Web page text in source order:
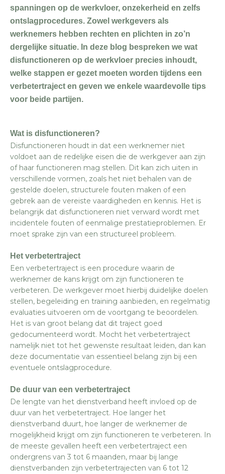
spanningen op de werkvloer, onzekerheid en zelfs
ontslagprocedures. Zowel werkgevers als
werknemers hebben rechten en plichten in zo’n
dergelijke situatie. In deze blog bespreken we wat
disfunctioneren op de werkvloer precies inhoudt,
welke stappen er gezet moeten worden tijdens een
verbetertraject en geven we enkele waardevolle tips
voor beide partijen.
Wat is disfunctioneren?
Disfunctioneren houdt in dat een werknemer niet
voldoet aan de redelijke eisen die de werkgever aan zijn
of haar functioneren mag stellen. Dit kan zich uiten in
verschillende vormen, zoals het niet behalen van de
gestelde doelen, structurele fouten maken of een
gebrek aan de vereiste vaardigheden en kennis. Het is
belangrijk dat disfunctioneren niet verward wordt met
incidentele fouten of eenmalige prestatieproblemen. Er
moet sprake zijn van een structureel probleem.
Het verbetertraject
Een verbetertraject is een procedure waarin de
werknemer de kans krijgt om zijn functioneren te
verbeteren. De werkgever moet hierbij duidelijke doelen
stellen, begeleiding en training aanbieden, en regelmatig
evaluaties uitvoeren om de voortgang te beoordelen.
Het is van groot belang dat dit traject goed
gedocumenteerd wordt. Mocht het verbetertraject
namelijk niet tot het gewenste resultaat leiden, dan kan
deze documentatie van essentieel belang zijn bij een
eventuele ontslagprocedure.
De duur van een verbetertraject
De lengte van het dienstverband heeft invloed op de
duur van het verbetertraject. Hoe langer het
dienstverband duurt, hoe langer de werknemer de
mogelijkheid krijgt om zijn functioneren te verbeteren. In
de meeste gevallen heeft een verbetertraject een
ondergrens van 3 tot 6 maanden, maar bij lange
dienstverbanden zijn verbetertrajecten van 6 tot 12